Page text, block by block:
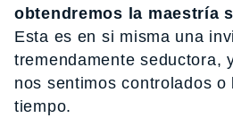
obtendremos la maestría
Esta es en si misma una
tremendamente seductora,
nos sentimos controlados o
tiempo.